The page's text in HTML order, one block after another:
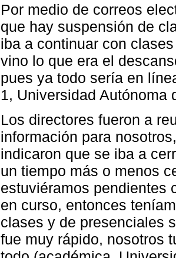
Por medio de correos
que hay suspensión de
iba a continuar con
vino lo que era el
pues ya todo sería en
1, Universidad Autónoma
Los directores fueron a
información para
indicaron que se iba a
un tiempo más o menos
estuviéramos pendientes
en curso, entonces
clases y de presenciales
fue muy rápido, nosotros